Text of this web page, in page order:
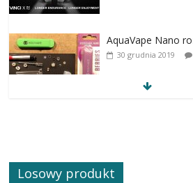
AquaVape Nano
30 grudnia 2019
Losowy produkt